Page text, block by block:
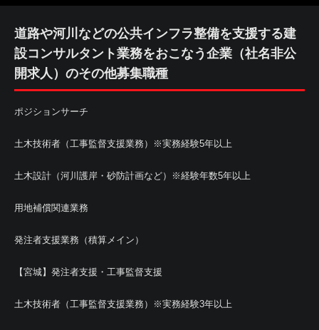
道路や河川などの公共インフラ整備を支援する建
設コンサルタント業務をおこなう企業（社名非公
開求人）のその他募集職種
ポジションサーチ
土木技術者（工事監督支援業務）※実務経験5年以上
土木設計（河川護岸・砂防計画など）※経験年数5年以上
用地補償関連業務
発注者支援業務（積算メイン）
【宮城】発注者支援・工事監督支援
土木技術者（工事監督支援業務）※実務経験3年以上